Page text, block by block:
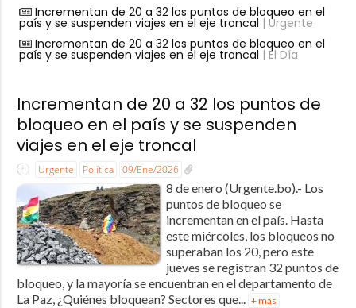
Incrementan de 20 a 32 los puntos de bloqueo en el
país y se suspenden viajes en el eje troncal | Urgente
Incrementan de 20 a 32 los puntos de bloqueo en el
país y se suspenden viajes en el eje troncal | El Día
Incrementan de 20 a 32 los puntos de
bloqueo en el país y se suspenden
viajes en el eje troncal
Urgente Política 09/Ene/2026
8 de enero (Urgente.bo).- Los
puntos de bloqueo se
incrementan en el país. Hasta
este miércoles, los bloqueos no
superaban los 20, pero este
jueves se registran 32 puntos de
bloqueo, y la mayoría se encuentran en el departamento de
La Paz, ¿Quiénes bloquean? Sectores que... + más